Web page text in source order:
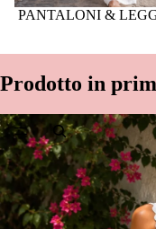
PANTALONI &
Prodotto in